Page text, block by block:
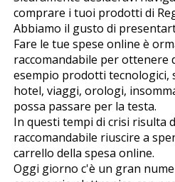
comprare i tuoi prodotti di
Abbiamo il gusto di
Fare le tue spese online è
raccomandabile per ottenere
esempio prodotti tecnologici,
hotel, viaggi, orologi,
possa passare per la testa.
In questi tempi di crisi risulta
raccomandabile riuscire a
carrello della spesa online.
Oggi giorno c'è un gran